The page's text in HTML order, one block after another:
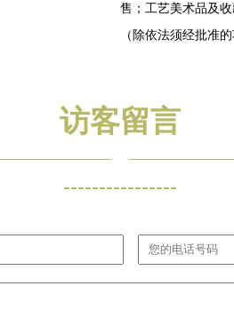
售；工艺美术品及
（除依法须经批准
访客留言
----------------